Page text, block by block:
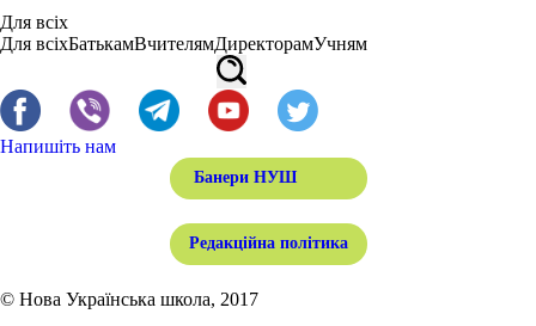
Для всіх
Для всіхБатькамВчителямДиректорамУчням
Напишіть нам
Банери НУШ
Редакційна політика
© Нова Українська школа, 2017